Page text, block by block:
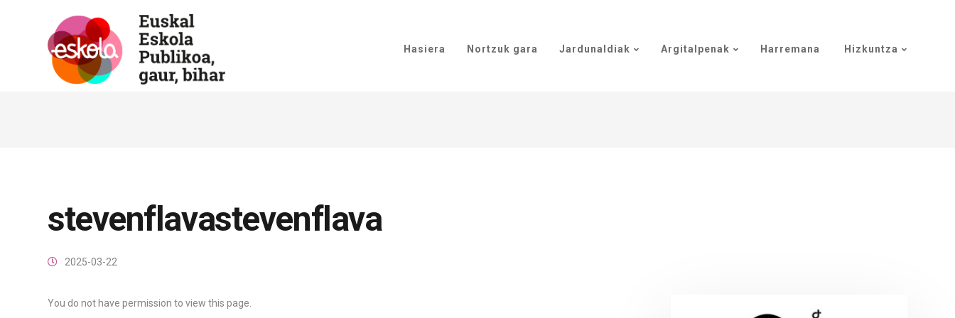
Hasiera Nortzuk gara Jardunaldiak Argitalpenak Harremana Hizkuntza
stevenflavastevenflava
2025-03-22
You do not have permission to view this page.